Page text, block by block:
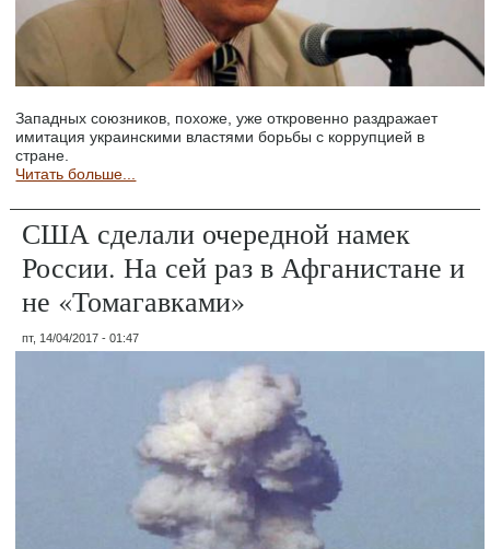
Западных союзников, похоже, уже откровенно раздражает
имитация украинскими властями борьбы с коррупцией в
стране.
Читать больше...
США сделали очередной намек
России. На сей раз в Афганистане и
не «Томагавками»
пт, 14/04/2017 - 01:47